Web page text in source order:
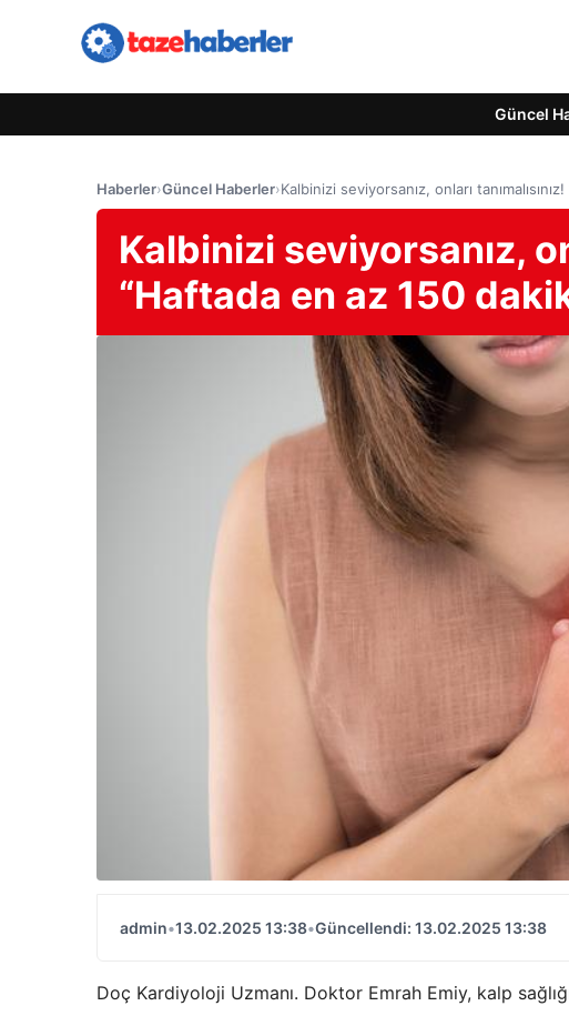
Güncel
Haberler›Güncel Haberler›Kalbinizi seviyorsanız, onları
Kalbinizi seviyorsanız,
“Haftada en az 150
admin•13.02.2025 13:38•Güncellendi: 13.02.2025 13:38
Doç Kardiyoloji Uzmanı. Doktor Emrah Emiy, kalp